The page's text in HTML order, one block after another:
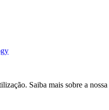
Saiba mais sobre a nossa